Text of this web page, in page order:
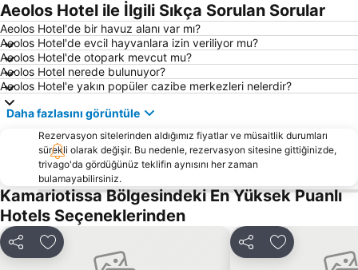
Aeolos Hotel ile İlgili Sıkça Sorulan Sorular
Aeolos Hotel'de bir havuz alanı var mı?
Aeolos Hotel'de evcil hayvanlara izin veriliyor mu?
Aeolos Hotel'de otopark mevcut mu?
Aeolos Hotel nerede bulunuyor?
Aeolos Hotel'e yakın popüler cazibe merkezleri nelerdir?
Daha fazlasını görüntüle
Rezervasyon sitelerinden aldığımız fiyatlar ve müsaitlik durumları
sürekli olarak değişir. Bu nedenle, rezervasyon sitesine gittiğinizde,
trivago'da gördüğünüz teklifin aynısını her zaman
bulamayabilirsiniz.
Kamariotissa Bölgesindeki En Yüksek Puanlı
Hotels Seçeneklerinden
Paylaş Favorilerime ekle Paylaş Favorilerime